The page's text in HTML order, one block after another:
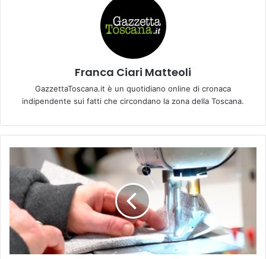
Franca Ciari Matteoli
GazzettaToscana.it è un quotidiano online di cronaca
indipendente sui fatti che circondano la zona della Toscana.
C
O
O
I
V